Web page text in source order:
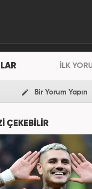
İLK
Bir Yorum Yapın
ÇEKEBİLİR